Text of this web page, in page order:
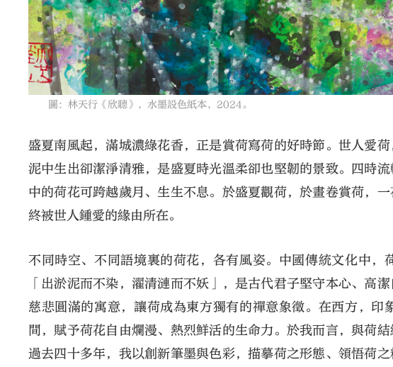
圖：林天行《欣聽》，水墨設色紙本，2024。
盛夏南風起，滿城濃綠花香，正是賞荷寫荷的好時節。世人愛
泥中生出卻潔淨清雅，是盛夏時光溫柔卻也堅韌的景致。四時
中的荷花可跨越歲月、生生不息。於盛夏觀荷，於畫卷賞荷，
終被世人鍾愛的緣由所在。
不同時空、不同語境裏的荷花，各有風姿。中國傳統文化中
「出淤泥而不染，濯清漣而不妖」，是古代君子堅守本心、高
慈悲圓滿的寓意，讓荷成為東方獨有的禪意象徵。在西方，
間，賦予荷花自由爛漫、熱烈鮮活的生命力。於我而言，與荷
過去四十多年，我以創新筆墨與色彩，描摹荷之形態、領悟荷